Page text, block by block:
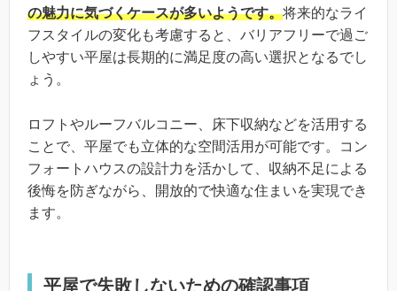
の魅力に気づくケースが多いようです。将来的なライ
フスタイルの変化も考慮すると、バリアフリーで過ご
しやすい平屋は長期的に満足度の高い選択となるでし
ょう。
ロフトやルーフバルコニー、床下収納などを活用する
ことで、平屋でも立体的な空間活用が可能です。コン
フォートハウスの設計力を活かして、収納不足による
後悔を防ぎながら、開放的で快適な住まいを実現でき
ます。
平屋で失敗しないための確認事項